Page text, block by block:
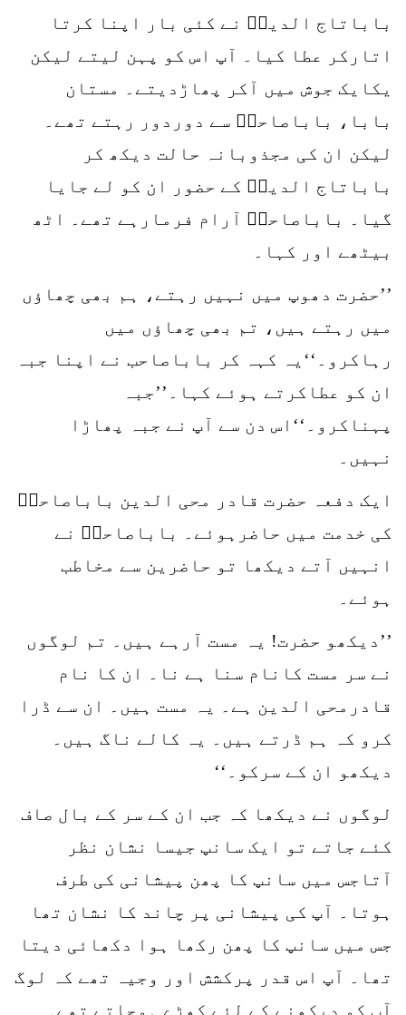
باباتاج الدینؒ نے کئی بار اپنا کرتا
اتارکر عطا کیا۔ آپ اس کو پہن لیتے لیکن
یکایک جوش میں آکر پھاڑدیتے۔ مستان
بابا، باباصاحبؒ سے دوردور رہتے تھے۔
لیکن ان کی مجذوبانہ حالت دیکھ کر
باباتاج الدینؒ کے حضور ان کو لے جایا
گیا۔ باباصاحبؒ آرام فرمارہے تھے۔ اٹھ
بیٹھے اور کہا۔
’’حضرت دھوپ میں نہیں رہتے، ہم بھی چھاؤں
میں رہتے ہیں، تم بھی چھاؤں میں
رہاکرو۔‘‘یہ کہہ کر باباصاحب نے اپنا جبہ
ان کو عطاکرتے ہوئے کہا۔’’جبہ
پہناکرو۔‘‘اس دن سے آپ نے جبہ پھاڑا
نہیں۔
ایک دفعہ حضرت قادر محی الدین باباصاحبؒ
کی خدمت میں حاضرہوئے۔ باباصاحبؒ نے
انہیں آتے دیکھا تو حاضرین سے مخاطب
ہوئے۔
’’دیکھو حضرت! یہ مست آرہے ہیں۔ تم لوگوں
نے سر مست کانام سنا ہے نا۔ ان کا نام
قادرمحی الدین ہے۔ یہ مست ہیں۔ ان سے ڈرا
کرو کہ ہم ڈرتے ہیں۔ یہ کالے ناگ ہیں۔
دیکھو ان کے سرکو۔‘‘
لوگوں نے دیکھا کہ جب ان کے سر کے بال صاف
کئے جاتے تو ایک سانپ جیسا نشان نظر
آتاجس میں سانپ کا پھن پیشانی کی طرف
ہوتا۔ آپ کی پیشانی پر چاند کا نشان تھا
جس میں سانپ کا پھن رکھا ہوا دکھائی دیتا
تھا۔ آپ اس قدر پرکشش اور وجیہ تھے کہ لوگ
آپ کو دیکھنے کے لئے کھڑے ہوجاتے تھے۔